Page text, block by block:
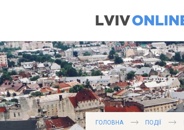
ГОЛОВНА ПОДІЇ